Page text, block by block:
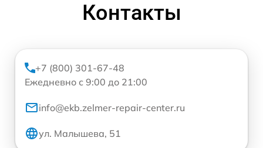
Контакты
+7 (800) 301-67-48
Ежедневно с 9:00 до 21:00
info@ekb.zelmer-repair-center.ru
ул. Малышева, 51